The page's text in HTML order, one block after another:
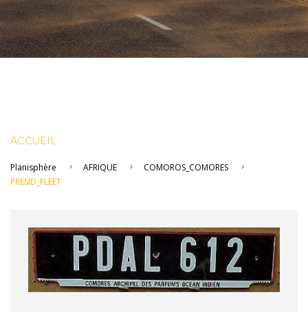
ACCUEIL
Planisphère AFRIQUE
COMOROS_COMORES
PRESID_FLEET